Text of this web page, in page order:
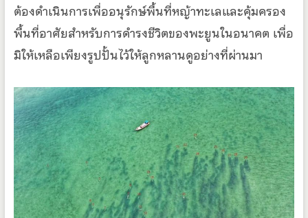
ต้องดำเนินการเพื่ออนุรักษ์พื้นที่หญ้าทะเลและคุ้มครอง
พื้นที่อาศัยสำหรับการดำรงชีวิตของพะยูนในอนาคต เพื่อ
มิให้เหลือเพียงรูปปั้นไว้ให้ลูกหลานดูอย่างที่ผ่านมา